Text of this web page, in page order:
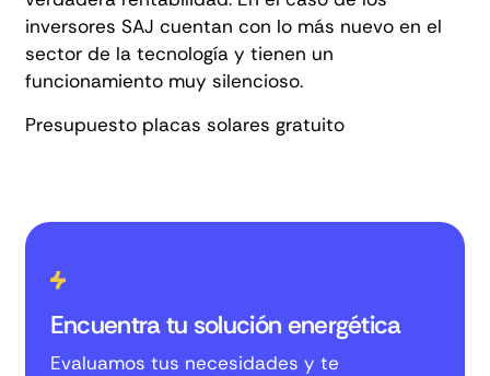
inversores SAJ cuentan con lo más nuevo en el
sector de la tecnología y tienen un
funcionamiento muy silencioso.
Presupuesto placas solares gratuito
Encuentra tu solución energética
Evaluamos tus necesidades y te